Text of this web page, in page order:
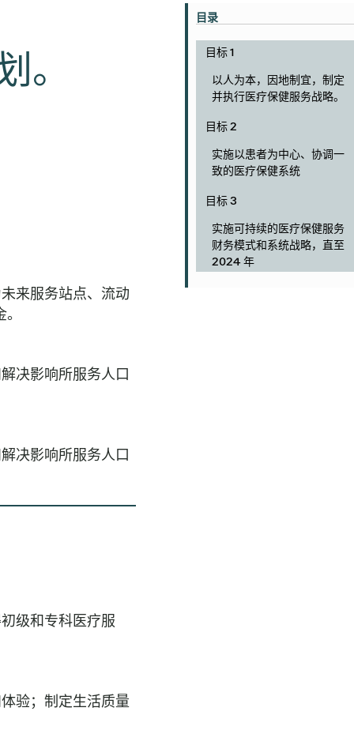
来服务站点、流动
决影响所服务人口
决影响所服务人口
级和专科医疗服
验；制定生活质量
目录
目标 1
以人为本，因地制宜，制定
并执行医疗保健服务战略。
目标 2
实施以患者为中心、协调一
致的医疗保健系统
目标 3
实施可持续的医疗保健服务
财务模式和系统战略，直至
2024 年